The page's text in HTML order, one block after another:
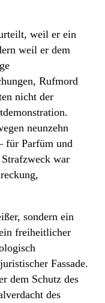
weil er ein
weil er dem
Rufmord
nicht der
neunzehn
für Parfüm und
war
sondern ein
freiheitlicher
Fassade.
dem Schutz des
des